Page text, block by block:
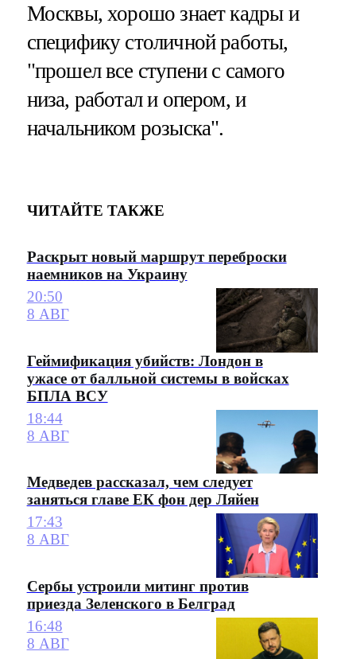
Москвы, хорошо знает кадры и
специфику столичной работы,
"прошел все ступени с самого
низа, работал и опером, и
начальником розыска".
ЧИТАЙТЕ ТАКЖЕ
Раскрыт новый маршрут переброски
наемников на Украину
20:50
8 АВГ
Геймификация убийств: Лондон в
ужасе от балльной системы в войсках
БПЛА ВСУ
18:44
8 АВГ
Медведев рассказал, чем следует
заняться главе ЕК фон дер Ляйен
17:43
8 АВГ
Сербы устроили митинг против
приезда Зеленского в Белград
16:48
8 АВГ